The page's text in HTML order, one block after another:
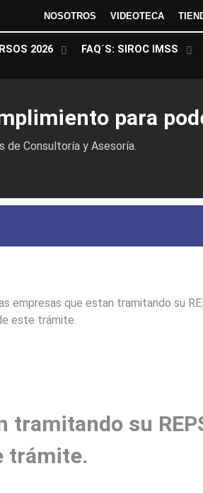
NOSOTROS VIDEOTECA
2026 FAQ´S: SIROC IMSS
para
de Consultoría y Asesoría.
empresas que estan tramitando su
este trámite.
su
trámite.